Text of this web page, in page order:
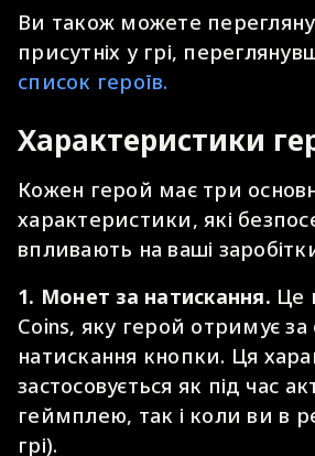
Ви також можете
присутніх у грі,
список героїв.
Характеристики
Кожен герой має три
характеристики, які
впливають на ваші
1. Монет за натискання. Це
Coins, яку герой отримує за
натискання кнопки. Ця
застосовується як під час
геймплею, так і коли ви в
грі).